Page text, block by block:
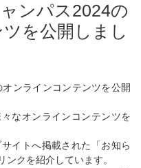
ンパス2024の
を公開しまし
ンラインコンテンツを公開
なオンラインコンテンツを
イトへ掲載された「お知ら
クを紹介しています。